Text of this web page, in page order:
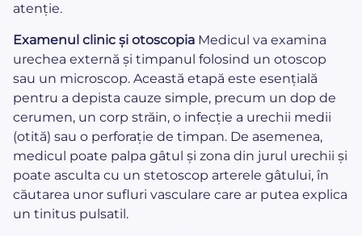
atenție.
Examenul clinic și otoscopia Medicul va examina
urechea externă și timpanul folosind un otoscop
sau un microscop. Această etapă este esențială
pentru a depista cauze simple, precum un dop de
cerumen, un corp străin, o infecție a urechii medii
(otită) sau o perforație de timpan. De asemenea,
medicul poate palpa gâtul și zona din jurul urechii și
poate asculta cu un stetoscop arterele gâtului, în
căutarea unor sufluri vasculare care ar putea explica
un tinitus pulsatil.